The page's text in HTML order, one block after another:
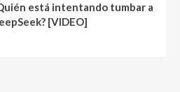
está intentando tumbar a
[VIDEO]